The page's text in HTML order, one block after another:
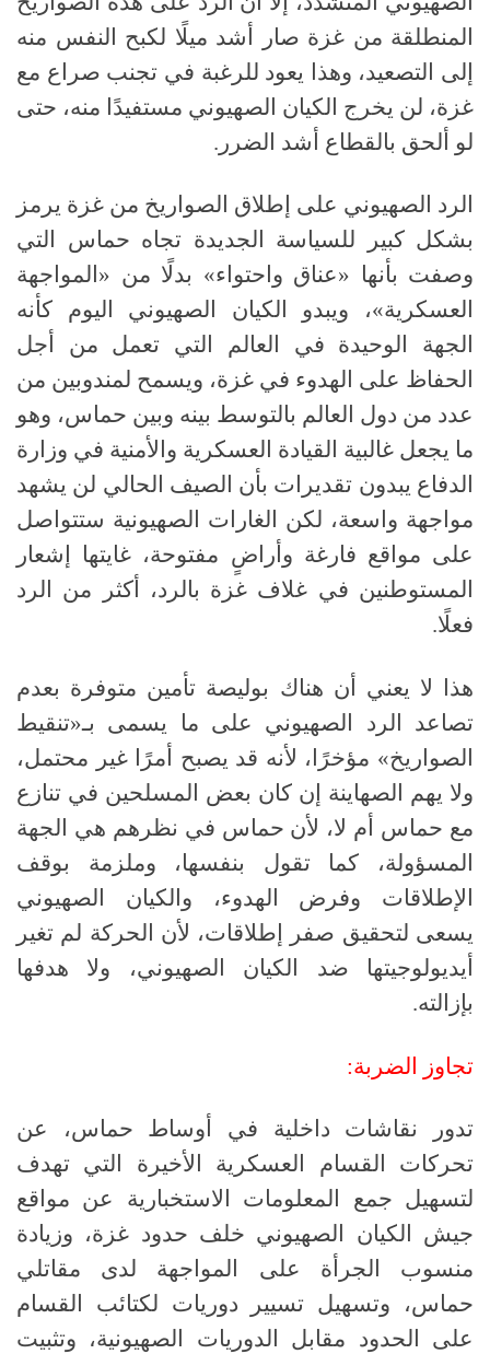
المنطلقة من غزة صار أشد ميلًا لكبح النفس منه
إلى التصعيد، وهذا يعود للرغبة في تجنب صراع مع
غزة، لن يخرج الكيان الصهيوني مستفيدًا منه، حتى
لو ألحق بالقطاع أشد الضرر.
الرد الصهيوني على إطلاق الصواريخ من غزة يرمز
بشكل كبير للسياسة الجديدة تجاه حماس التي
وصفت بأنها «عناق واحتواء» بدلًا من «المواجهة
العسكرية»، ويبدو الكيان الصهيوني اليوم كأنه
الجهة الوحيدة في العالم التي تعمل من أجل
الحفاظ على الهدوء في غزة، ويسمح لمندوبين من
عدد من دول العالم بالتوسط بينه وبين حماس، وهو
ما يجعل غالبية القيادة العسكرية والأمنية في وزارة
الدفاع يبدون تقديرات بأن الصيف الحالي لن يشهد
مواجهة واسعة، لكن الغارات الصهيونية ستتواصل
على مواقع فارغة وأراضٍ مفتوحة، غايتها إشعار
المستوطنين في غلاف غزة بالرد، أكثر من الرد
فعلًا.
هذا لا يعني أن هناك بوليصة تأمين متوفرة بعدم
تصاعد الرد الصهيوني على ما يسمى بـ«تنقيط
الصواريخ» مؤخرًا، لأنه قد يصبح أمرًا غير محتمل،
ولا يهم الصهاينة إن كان بعض المسلحين في تنازع
مع حماس أم لا، لأن حماس في نظرهم هي الجهة
المسؤولة، كما تقول بنفسها، وملزمة بوقف
الإطلاقات وفرض الهدوء، والكيان الصهيوني
يسعى لتحقيق صفر إطلاقات، لأن الحركة لم تغير
أيديولوجيتها ضد الكيان الصهيوني، ولا هدفها
بإزالته.
تجاوز الضربة:
تدور نقاشات داخلية في أوساط حماس، عن
تحركات القسام العسكرية الأخيرة التي تهدف
لتسهيل جمع المعلومات الاستخبارية عن مواقع
جيش الكيان الصهيوني خلف حدود غزة، وزيادة
منسوب الجرأة على المواجهة لدى مقاتلي
حماس، وتسهيل تسيير دوريات لكتائب القسام
على الحدود مقابل الدوريات الصهيونية، وتثبيت